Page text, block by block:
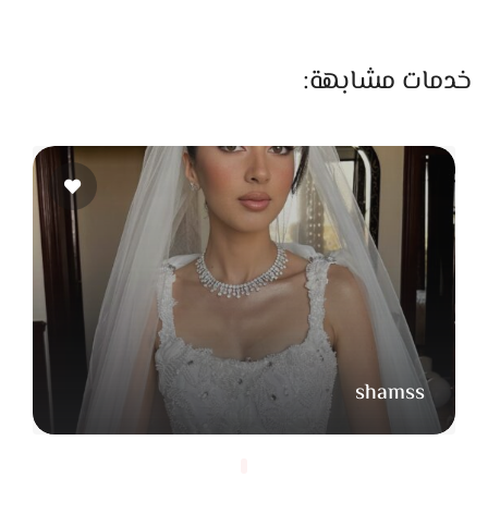
بتفضل تستخدم ألوان فاتحة وهادية، لكن في السهرات بتزود
تحديد العيون أو تعمل رسمة جريئة شوية من غير ما تخرج عن الذوق
الوقت مناسبة للمكان والزمان.
من الخدمات اللي بتشتهر بيها منة حافظ كمان تركيب الرموش.
عندها خبرة في اختيار الرموش المناسبة لكل عين، سواء طبيعية أو
طويلة أكتر، وبتحرص إنها تدي شكل متوازن ومريح. النتيجة دايمًا
بتكون عيون أوضح وأجمل لكن من غير ما تبان تقيلة أو مزعجة.
المنتجات اللي بتستخدمها منة مختارة بعناية، وبتحرص إنها تكون
مناسبة للبشرة وآمنة. سواء كريم الأساس، البودر، أو أحمر الشفاه،
كل منتج بيكون متجرب ومضمون علشان يدي نتيجة مريحة وثابتة.
كمان بتركز على استخدام منتجات تناسب نوع البشرة، سواء كانت
خدمات مشابهة:
shamss